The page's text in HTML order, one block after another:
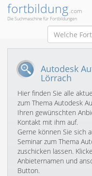
fortbildung.com
Die Suchmaschine für Fortbildungen
Autodesk
Lörrach
Hier finden Sie alle
zum Thema Autodesk
Ihren gewünschten
Kontakt mit ihm auf.
Gerne können Sie sich
Seminar zum Thema
zuschicken lassen.
Anbieternamen und
Button.